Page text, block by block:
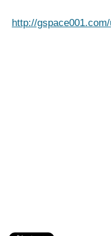
http://